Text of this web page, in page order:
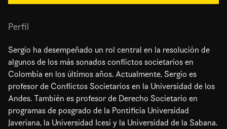
Perfil
Sergio ha desempeñado un rol central en la resolución de
algunos de los más sonados conflictos societarios en
Colombia en los últimos años. Actualmente, Sergio es
profesor de Conflictos Societarios en la Universidad de los
Andes. También es profesor de Derecho Societario en
programas de posgrado de la Pontificia Universidad
Javeriana, la Universidad Icesi y la Universidad de la Sabana.